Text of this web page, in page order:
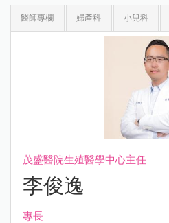
醫師專欄 婦產科 小兒科
茂盛醫院生殖醫學中心主任
李俊逸
專長